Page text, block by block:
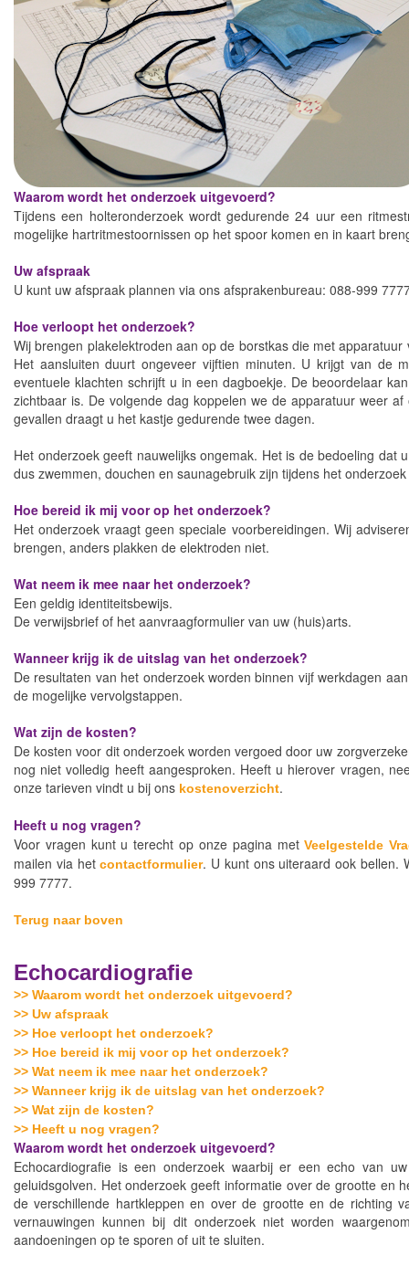
Waarom wordt het onderzoek uitgevoerd?
Tijdens een holteronderzoek wordt gedurende 24 uur een
mogelijke hartritmestoornissen op het spoor komen en in kaart
Uw afspraak
U kunt uw afspraak plannen via ons afsprakenbureau: 088-999
Hoe verloopt het onderzoek?
Wij brengen plakelektroden aan op de borstkas die met
Het aansluiten duurt ongeveer vijftien minuten. U krijgt van de
eventuele klachten schrijft u in een dagboekje. De beoordelaar
zichtbaar is. De volgende dag koppelen we de apparatuur weer
gevallen draagt u het kastje gedurende twee dagen.
Het onderzoek geeft nauwelijks ongemak. Het is de bedoeling
dus zwemmen, douchen en saunagebruik zijn tijdens het
Hoe bereid ik mij voor op het onderzoek?
Het onderzoek vraagt geen speciale voorbereidingen. Wij
brengen, anders plakken de elektroden niet.
Wat neem ik mee naar het onderzoek?
Een geldig identiteitsbewijs.
De verwijsbrief of het aanvraagformulier van uw (huis)arts.
Wanneer krijg ik de uitslag van het onderzoek?
De resultaten van het onderzoek worden binnen vijf werkdagen
de mogelijke vervolgstappen.
Wat zijn de kosten?
De kosten voor dit onderzoek worden vergoed door uw
nog niet volledig heeft aangesproken. Heeft u hierover vragen,
onze tarieven vindt u bij ons kostenoverzicht.
Heeft u nog vragen?
Voor vragen kunt u terecht op onze pagina metVeelgestelde
mailen via hetcontactformulier. U kunt ons uiteraard ook bellen.
999 7777.
Terug naar boven
Echocardiografie
>> Waarom wordt het onderzoek uitgevoerd?
>> Uw afspraak
>> Hoe verloopt het onderzoek?
>> Hoe bereid ik mij voor op het onderzoek?
>> Wat neem ik mee naar het onderzoek?
>> Wanneer krijg ik de uitslag van het onderzoek?
>> Wat zijn de kosten?
>> Heeft u nog vragen?
Waarom wordt het onderzoek uitgevoerd?
Echocardiografie is een onderzoek waarbij er een echo van
geluidsgolven. Het onderzoek geeft informatie over de grootte en
de verschillende hartkleppen en over de grootte en de richting
vernauwingen kunnen bij dit onderzoek niet worden
aandoeningen op te sporen of uit te sluiten.